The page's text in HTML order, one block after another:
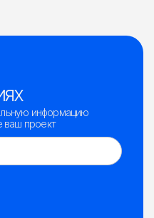
информацию
ваш проект